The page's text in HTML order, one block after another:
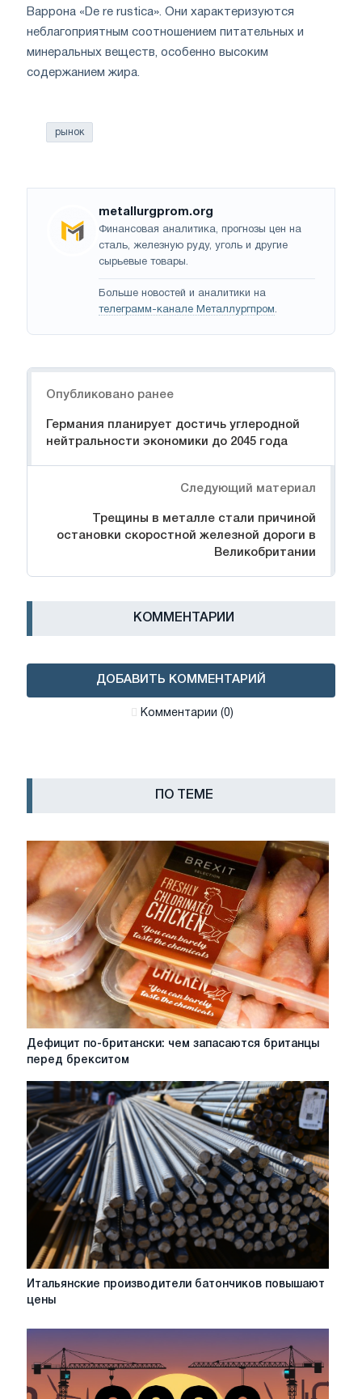
Варрона «De re rustica». Они характеризуются
неблагоприятным соотношением питательных и
минеральных веществ, особенно высоким
содержанием жира.
рынок
metallurgprom.org
Финансовая аналитика, прогнозы цен на
сталь, железную руду, уголь и другие
сырьевые товары.
Больше новостей и аналитики на
телеграмм-канале Металлургпром.
Опубликовано ранее
Германия планирует достичь углеродной
нейтральности экономики до 2045 года
Следующий материал
Трещины в металле стали причиной
остановки скоростной железной дороги в
Великобритании
КОММЕНТАРИИ
ДОБАВИТЬ КОММЕНТАРИЙ
Комментарии (0)
ПО ТЕМЕ
Дефицит
чем
запасаются
британцы
перед
брекситом
Дефицит по-британски: чем запасаются британцы
перед брекситом
Итальянские
повышают
Итальянские производители батончиков повышают
цены